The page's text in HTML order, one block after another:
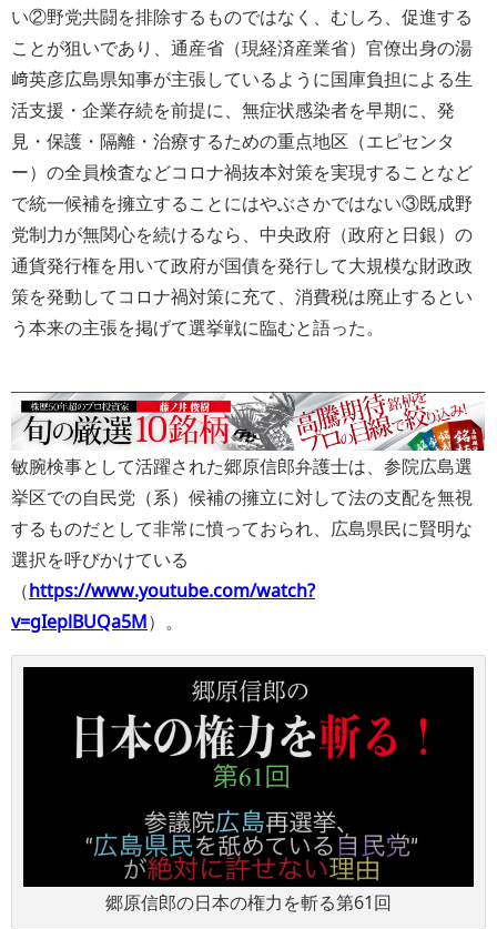
い②野党共闘を排除するものではなく、むしろ、促進する
ことが狙いであり、通産省（現経済産業省）官僚出身の湯
﨑英彦広島県知事が主張しているように国庫負担による生
活支援・企業存続を前提に、無症状感染者を早期に、発
見・保護・隔離・治療するための重点地区（エピセンタ
ー）の全員検査などコロナ禍抜本対策を実現することなど
で統一候補を擁立することにはやぶさかではない③既成野
党制力が無関心を続けるなら、中央政府（政府と日銀）の
通貨発行権を用いて政府が国債を発行して大規模な財政政
策を発動してコロナ禍対策に充て、消費税は廃止するとい
う本来の主張を掲げて選挙戦に臨むと語った。
敏腕検事として活躍された郷原信郎弁護士は、参院広島選
挙区での自民党（系）候補の擁立に対して法の支配を無視
するものだとして非常に憤っておられ、広島県民に賢明な
選択を呼びかけている
（https://www.youtube.com/watch?
v=gIeplBUQa5M）。
郷原信郎の日本の権力を斬る第61回